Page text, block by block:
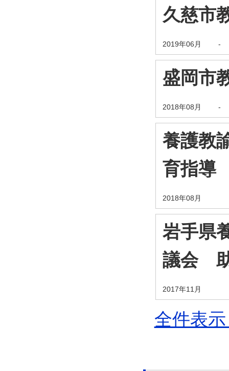
久慈市
2019年06月 -
盛岡市
2018年08月 -
養護教
育指導
2018年08月
岩手県
議会
2017年11月
全件表